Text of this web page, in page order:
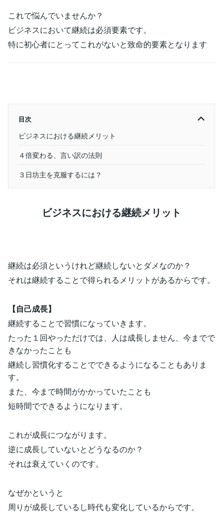
これで悩んでいませんか？
ビジネスにおいて継続は必須要素です。
特に初心者にとってこれがないと致命的要素となります
目次
ビジネスにおける継続メリット
４倍変わる、言い訳の法則
３日坊主を克服するには？
ビジネスにおける継続メリット
継続は必須というけれど継続しないとダメなのか？
それは継続することで得られるメリットがあるからです。
【自己成長】
継続することで習慣になっていきます。
たった１回やっただけでは、人は成長しません、今までで
きなかったことも
継続し習慣化することでできるようになることもありま
す。
また、今まで時間がかかっていたことも
短時間でできるようになります。
これが成長につながります。
逆に成長していないとどうなるのか？
それは衰えていくのです。
なぜかというと
周りが成長しているし時代も変化しているからです。